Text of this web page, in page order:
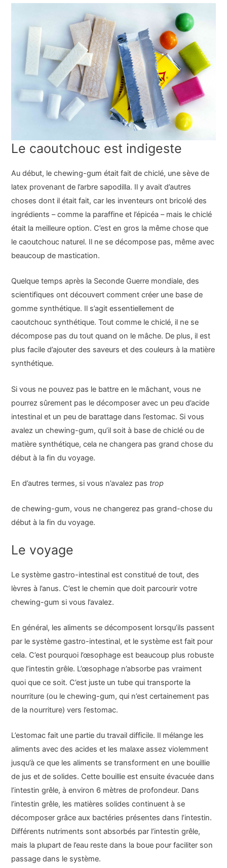
Le caoutchouc est indigeste
Au début, le chewing-gum était fait de chiclé, une sève de
latex provenant de l’arbre sapodilla. Il y avait d’autres
choses dont il était fait, car les inventeurs ont bricolé des
ingrédients – comme la paraffine et l’épicéa – mais le chiclé
était la meilleure option. C’est en gros la même chose que
le caoutchouc naturel. Il ne se décompose pas, même avec
beaucoup de mastication.
Quelque temps après la Seconde Guerre mondiale, des
scientifiques ont découvert comment créer une base de
gomme synthétique. Il s’agit essentiellement de
caoutchouc synthétique. Tout comme le chiclé, il ne se
décompose pas du tout quand on le mâche. De plus, il est
plus facile d’ajouter des saveurs et des couleurs à la matière
synthétique.
Si vous ne pouvez pas le battre en le mâchant, vous ne
pourrez sûrement pas le décomposer avec un peu d’acide
intestinal et un peu de barattage dans l’estomac. Si vous
avalez un chewing-gum, qu’il soit à base de chiclé ou de
matière synthétique, cela ne changera pas grand chose du
début à la fin du voyage.
En d’autres termes, si vous n’avalez pas trop
de chewing-gum, vous ne changerez pas grand-chose du
début à la fin du voyage.
Le voyage
Le système gastro-intestinal est constitué de tout, des
lèvres à l’anus. C’est le chemin que doit parcourir votre
chewing-gum si vous l’avalez.
En général, les aliments se décomposent lorsqu’ils passent
par le système gastro-intestinal, et le système est fait pour
cela. C’est pourquoi l’œsophage est beaucoup plus robuste
que l’intestin grêle. L’œsophage n’absorbe pas vraiment
quoi que ce soit. C’est juste un tube qui transporte la
nourriture (ou le chewing-gum, qui n’est certainement pas
de la nourriture) vers l’estomac.
L’estomac fait une partie du travail difficile. Il mélange les
aliments avec des acides et les malaxe assez violemment
jusqu’à ce que les aliments se transforment en une bouillie
de jus et de solides. Cette bouillie est ensuite évacuée dans
l’intestin grêle, à environ 6 mètres de profondeur. Dans
l’intestin grêle, les matières solides continuent à se
décomposer grâce aux bactéries présentes dans l’intestin.
Différents nutriments sont absorbés par l’intestin grêle,
mais la plupart de l’eau reste dans la boue pour faciliter son
passage dans le système.